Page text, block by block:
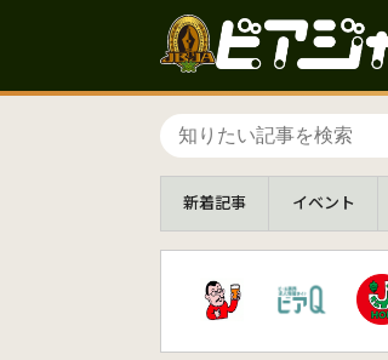
新着記事 イベント